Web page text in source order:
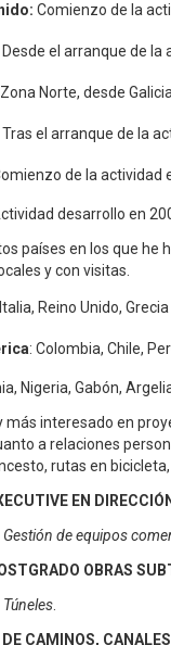
Comienzo de la
Desde el arranque de
Zona Norte, desde
Tras el arranque de la
de la actividad
desarrollo en
países en los que he
y con visitas.
Reino Unido, Grecia
: Colombia, Chile,
Nigeria, Gabón,
más interesado en
a relaciones
rutas en
EN
Gestión de equipos
OBRAS
Túneles
DE CAMINOS,